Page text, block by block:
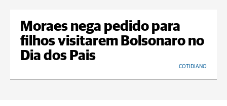
Moraes nega pedido para
filhos visitarem Bolsonaro no
Dia dos Pais
COTIDIANO